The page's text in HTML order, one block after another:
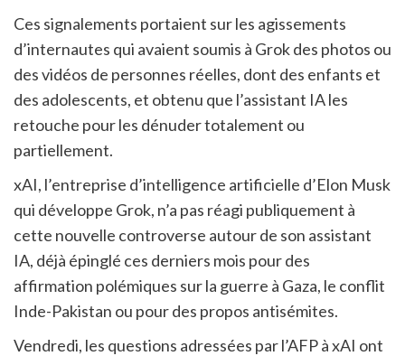
Ces signalements portaient sur les agissements
d’internautes qui avaient soumis à Grok des photos ou
des vidéos de personnes réelles, dont des enfants et
des adolescents, et obtenu que l’assistant IA les
retouche pour les dénuder totalement ou
partiellement.
xAI, l’entreprise d’intelligence artificielle d’Elon Musk
qui développe Grok, n’a pas réagi publiquement à
cette nouvelle controverse autour de son assistant
IA, déjà épinglé ces derniers mois pour des
affirmation polémiques sur la guerre à Gaza, le conflit
Inde-Pakistan ou pour des propos antisémites.
Vendredi, les questions adressées par l’AFP à xAI ont